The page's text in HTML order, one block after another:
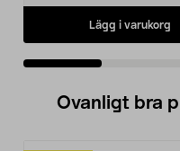
Lägg i varukorg
Ovanligt bra